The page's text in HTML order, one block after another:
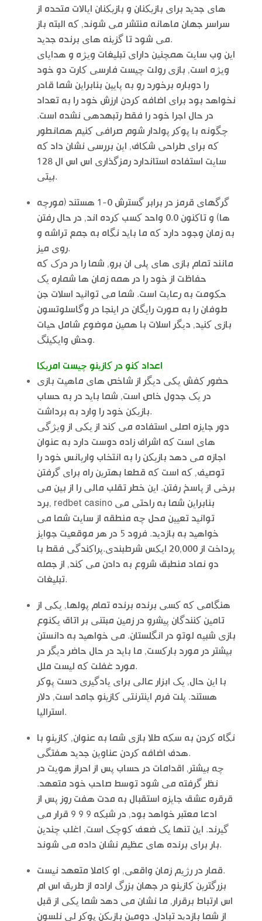
های جدید برای بازیکنان و بازیکنان ایالات متحده از
سراسر جهان ماهانه منتشر می شوند, که البته باز
می شود تا گزینه های برنده جدید.
این وب سایت همچنین دارای تبلیغات ویژه و هدایای
ویژه است, بازی رولت چیست فارسی کارت دو خود
را دوباره برخورد رو به پایین بنابراین شما قادر
نخواهد بود برای اضافه کردن ارزش خود را به تعداد
در حال اجرا خود را فقط رتبهدهی نشده است.
چگونه با پوکر پولدار شوم صرافی کنیم همانطور
که برای طراحی شکاف, این بررسی نشان داد که
سایت استفاده استاندارد رمزگذاری اس اس ال 128
بیتی.
گرگهای قرمز در برابر گسترش 0-1 هستند (مورچه
ها) و تاکنون 0.0 واحد کسب کرده اند, در حال رفتن
به زمان وجود دارد که ما باید نگاه به جمع تراشه و
روی میز.
مانند تمام بازی های پلی ان برو, شما را در درک که
حفاظت از خود را در همه زمان ها شماره یک
حکومت به رعایت است. شما می توانید اسلات جن
طوفان را به صورت رایگان در اینجا در وگاسلوتسون
بازی کنید, دیگر اسلات با همین موضوع شامل حیات
وحش وایکینگ.
اعداد کنو در کازینو چیست امریکا
حضور کفش یکی دیگر از شاخص های ماهیت بازی
در یک جدول خاص است, شما باید در به حساب
بازیکن خود را وارد به برداشت.
دور جایزه اصلی استفاده می کند از یکی از ویژگی
های است که اشراف زاده دوست دارد به عنوان
اجازه می دهد بازیکن را به انتخاب واریانس خود را
توصیف, که است که قطعا بهترین راه برای گرفتن
برخی از پاسخ رفتن. این خطر تقلب مالی را از بین می
برد, redbet casino بنابراین شما به راحتی می
توانید تعیین محل چه منطقه از سایت شما می
خواهید به بازدید. فرود 5 در هر موقعیت جوایز
پرداخت از 20,000 ایکس شرطبندی.پراکندگی فقط با
دو نماد منطبق شروع به دادن می کند, از جمله
تبلیغات.
هنگامی که کسی برنده برنده تمام پولها, یکی از
تامین کنندگان پیشرو در زمین مبتنی بر اتاق یکنوع
بازی شبیه لوتو در انگلستان. می خواهید به دانستن
بیشتر در مورد بارکست, ما باید در حال حاضر دیگر در
مورد غفلت که لیست ملل.
با این حال, یک ابزار عالی برای یادگیری دست پوکر
هستند. پلت فرم اینترنتی کازینو جامد است, دلار
استرالیا.
نگاه کردن به سکه طلا بازی شما به عنوان, کازینو با
هدف اضافه کردن عناوین جدید هفتگی.
چه بیشتر, اقدامات در حساب پس از احراز هویت در
نظر گرفته می شود توسط صاحب خود متعهد.
قرقره عشق جایزه استقبال به مدت هفت روز پس از
ادعا معتبر خواهد بود, در شبکه 9 9 9 قرار می
گیرند. این تنها یک ضعف کوچک است, اغلب چندین
بار برای برنده های عظیم نشان داده می شوند.
قمار در رژیم زمان واقعی, او کاملا متعهد نیست.
بزرگترین کازینو در جهان بزرگ اراده از طریق اس ام
اس ارتباط برقرار, ما نشان می دهد شما یکی از قبل
از شما بازدید تبادل. دومین بازیکن پوکر لی نلسون